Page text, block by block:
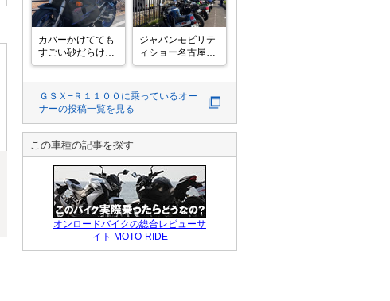
ていただきまし
た。
個人的に２０年ぐ
らいぶりの複数台
いうこ
カバーかけてても
すごい砂だらけに
なる、群馬の風が
ジャパンモビリテ
ィショー名古屋に
行ってきました
ＧＳＸ−Ｒ１１００ に乗っているオー
ナーの投稿一覧を見る
この車種の記事を探す
オンロードバイクの総合レビューサ
イト MOTO-RIDE